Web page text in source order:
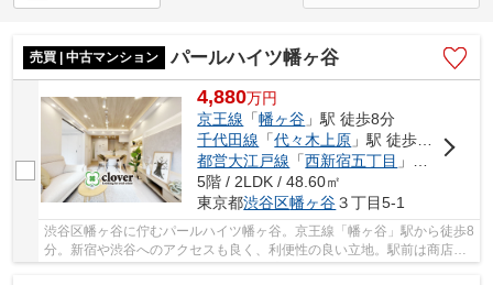
売買 | 中古マンション パールハイツ幡ヶ谷
4,880万円
京王線 「幡ヶ谷 」駅 徒歩8分
千代田線 「代々木上原 」駅 徒歩21分
都営大江戸線 「西新宿五丁目 」駅 徒歩23分
5階 / 2LDK / 48.60㎡
東京都渋谷区幡ヶ谷３丁目5-1
渋谷区幡ヶ谷に佇むパールハイツ幡ヶ谷。京王線「幡ヶ谷」駅から徒歩8
分。新宿や渋谷へのアクセスも良く、利便性の良い立地。駅前は商店街
があり、24時間営業のスーパーや飲食店などで...